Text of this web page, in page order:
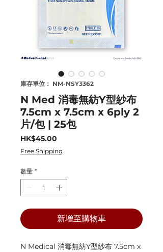
庫存單位： NM-NSY3362
N Med 消毒無紡Y型紗布
7.5cm x 7.5cm x 6ply 2
片/包 | 25包
HK$45.00
Free Shipping
數量 *
新增至購物車
N Medical 消毒無紡Y型紗布 7.5cm x